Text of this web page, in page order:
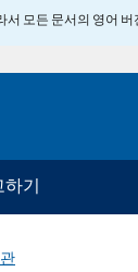
모든 문서의 영어
하기